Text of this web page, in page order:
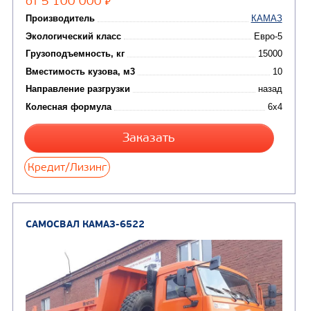
Молоковозы, водовозы
Автогудронаторы Комбинированные
Мусоровозы(24)
САМОСВАЛ КАМАЗ-65115